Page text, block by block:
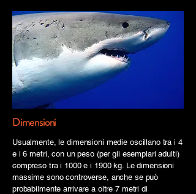
Dimensioni
Usualmente, le dimensioni medie oscillano tra i 4
e i 6 metri, con un peso (per gli esemplari adulti)
compreso tra i 1000 e i 1900 kg. Le dimensioni
massime sono controverse, anche se può
probabilmente arrivare a oltre 7 metri di